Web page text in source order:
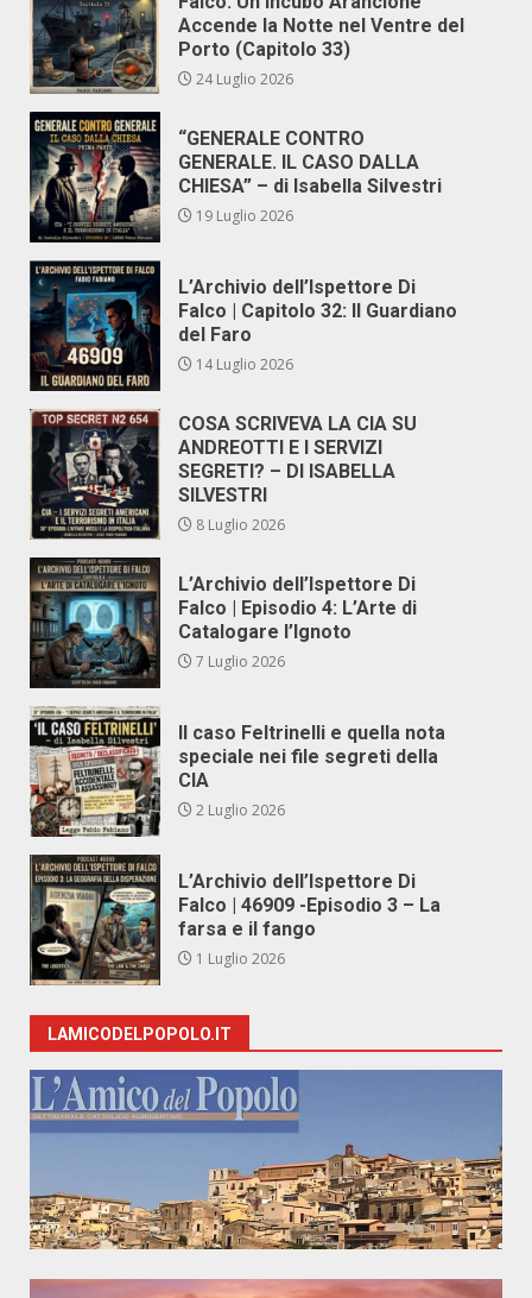
Accende la Notte nel Ventre del
Porto (Capitolo 33)
24 Luglio 2026
“GENERALE CONTRO
GENERALE. IL CASO DALLA
CHIESA” – di Isabella Silvestri
19 Luglio 2026
L’Archivio dell’Ispettore Di
Falco | Capitolo 32: Il Guardiano
del Faro
14 Luglio 2026
COSA SCRIVEVA LA CIA SU
ANDREOTTI E I SERVIZI
SEGRETI? – DI ISABELLA
SILVESTRI
8 Luglio 2026
L’Archivio dell’Ispettore Di
Falco | Episodio 4: L’Arte di
Catalogare l’Ignoto
7 Luglio 2026
Il caso Feltrinelli e quella nota
speciale nei file segreti della
CIA
2 Luglio 2026
L’Archivio dell’Ispettore Di
Falco | 46909 -Episodio 3 – La
farsa e il fango
1 Luglio 2026
LAMICODELPOPOLO.IT